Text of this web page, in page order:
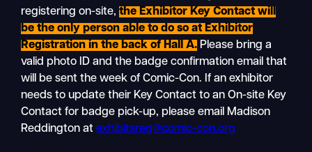
registering on-site,the Exhibitor Key Contact will
be the only person able to do so at Exhibitor
Registration in the back of Hall A. Please bring a
valid photo ID and the badge confirmation email that
will be sent the week of Comic-Con. If an exhibitor
needs to update their Key Contact to an On-site Key
Contact for badge pick-up, please email Madison
Reddington atexhibitsreg@comic-con.org